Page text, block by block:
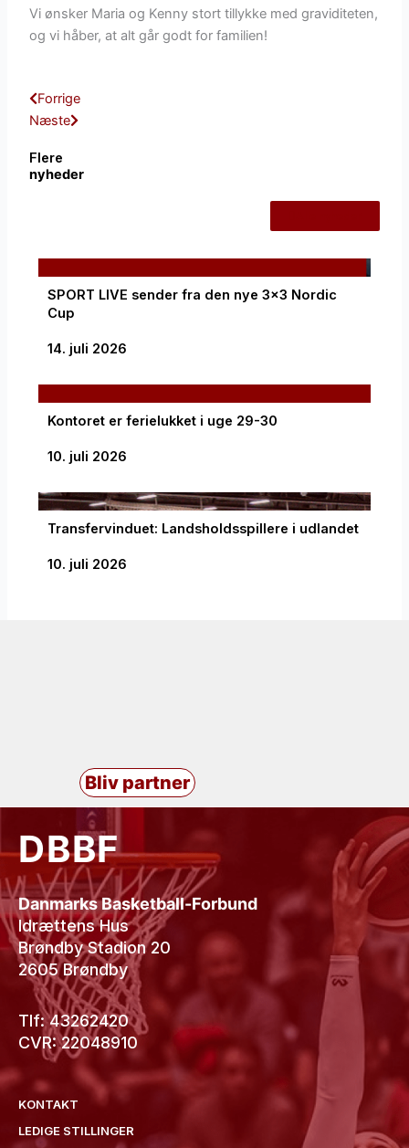
Vi ønsker Maria og Kenny stort tillykke med graviditeten,
og vi håber, at alt går godt for familien!
Tidligere
Forrige
Næste
Næste
Flere
nyheder
SPORT LIVE sender fra den nye 3×3 Nordic
Cup
14. juli 2026
Kontoret er ferielukket i uge 29-30
10. juli 2026
Transfervinduet: Landsholdsspillere i udlandet
10. juli 2026
Bliv partner
DBBF
Danmarks Basketball-Forbund
Idrættens Hus
Brøndby Stadion 20
2605 Brøndby
Tlf: 43262420
CVR: 22048910
KONTAKT
LEDIGE STILLINGER